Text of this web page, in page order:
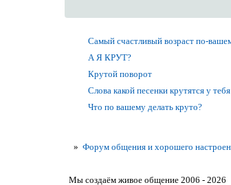
Самый счастливый возраст по-
А Я КРУТ?
Крутой поворот
Слова какой песенки крутятся у
Что по вашему делать круто?
» Форум общения и хорошего
Мы создаём живое общение 2006 - 2026